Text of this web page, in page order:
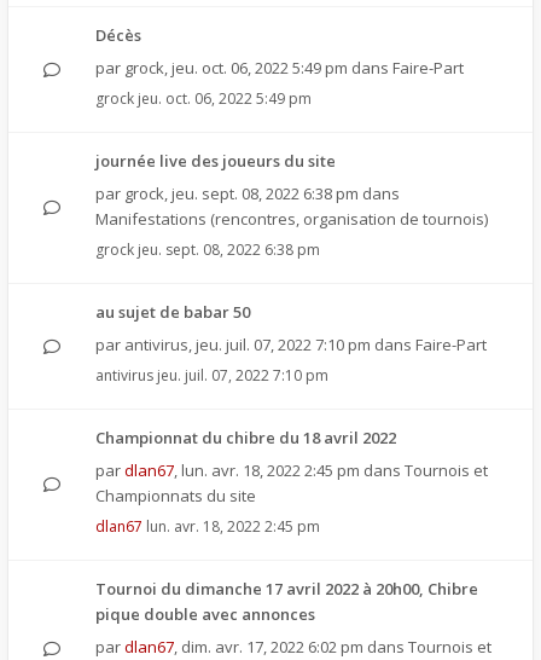
Décès
par grock, jeu. oct. 06, 2022 5:49 pm dans Faire-Part
grock jeu. oct. 06, 2022 5:49 pm
journée live des joueurs du site
par grock, jeu. sept. 08, 2022 6:38 pm dans
Manifestations (rencontres, organisation de tournois)
grock jeu. sept. 08, 2022 6:38 pm
au sujet de babar 50
par antivirus, jeu. juil. 07, 2022 7:10 pm dans Faire-Part
antivirus jeu. juil. 07, 2022 7:10 pm
Championnat du chibre du 18 avril 2022
pardlan67, lun. avr. 18, 2022 2:45 pm dans Tournois et
Championnats du site
dlan67 lun. avr. 18, 2022 2:45 pm
Tournoi du dimanche 17 avril 2022 à 20h00, Chibre
pique double avec annonces
pardlan67, dim. avr. 17, 2022 6:02 pm dans Tournois et